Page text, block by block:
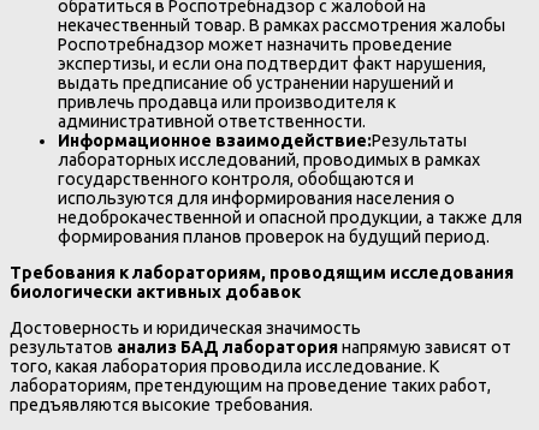
обратиться в Роспотребнадзор с жалобой на
некачественный товар. В рамках рассмотрения жалобы
Роспотребнадзор может назначить проведение
экспертизы, и если она подтвердит факт нарушения,
выдать предписание об устранении нарушений и
привлечь продавца или производителя к
административной ответственности.
Информационное взаимодействие:Результаты
лабораторных исследований, проводимых в рамках
государственного контроля, обобщаются и
используются для информирования населения о
недоброкачественной и опасной продукции, а также для
формирования планов проверок на будущий период.
Требования к лабораториям, проводящим исследования
биологически активных добавок
Достоверность и юридическая значимость
результатов анализ БАД лабораториянапрямую зависят от
того, какая лаборатория проводила исследование. К
лабораториям, претендующим на проведение таких работ,
предъявляются высокие требования.